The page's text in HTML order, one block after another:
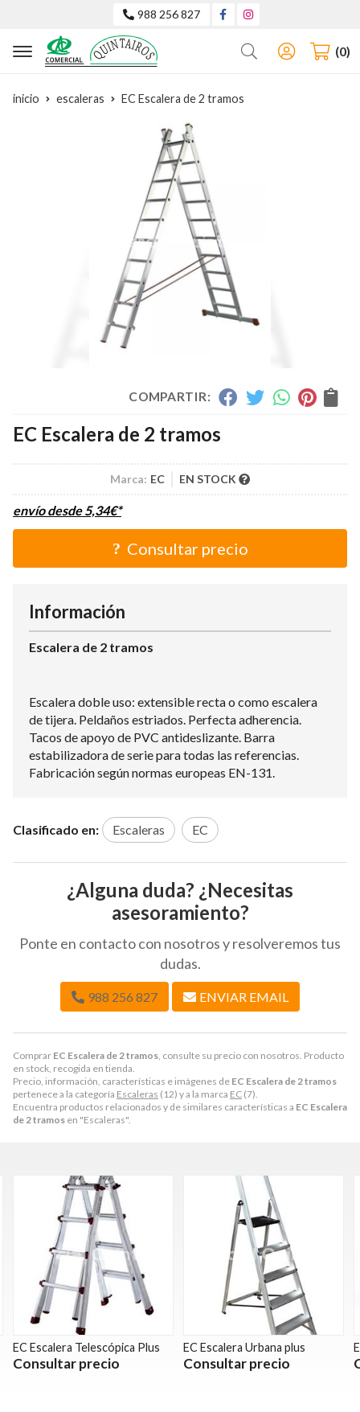
988 256 827
Buscar 0
inicio escaleras EC Escalera de 2 tramos
COMPARTIR:
EC Escalera de 2 tramos
Marca: EC EN STOCK
envío desde5,34€*
Consultar precio
Comprar EC Escalera de 2 tramos, consulte su precio con nosotros. Producto
en stock, recogida en tienda.
Precio, información, características e imágenes de EC Escalera de 2 tramos
pertenece a la categoría Escaleras (12) y a la marca EC (7).
Encuentra productos relacionados y de similares características a EC Escalera
de 2 tramos en "Escaleras".
Información
Escalera de 2 tramos
Escalera doble uso: extensible recta o como escalera
de tijera. Peldaños estriados. Perfecta adherencia.
Tacos de apoyo de PVC antideslizante. Barra
estabilizadora de serie para todas las referencias.
Fabricación según normas europeas EN-131.
Clasificado en: Escaleras EC
¿Alguna duda? ¿Necesitas
asesoramiento?
Ponte en contacto con nosotros y resolveremos tus
dudas.
988 256 827 ENVIAR EMAIL
EC Escalera Telescópica Plus
Consultar precio
EC Escalera Urbana plus
Consultar precio